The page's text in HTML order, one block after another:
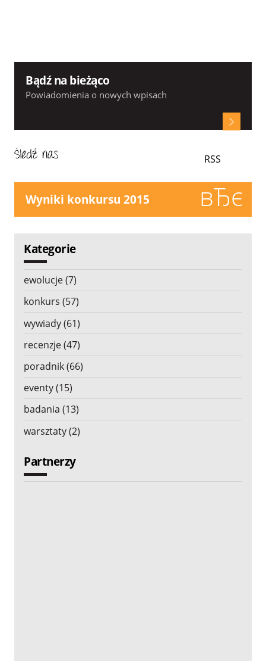
Bądź na bieżąco
Powiadomienia o nowych wpisach
RSS
Wyniki konkursu 2015
Kategorie
ewolucje (7)
konkurs (57)
wywiady (61)
recenzje (47)
poradnik (66)
eventy (15)
badania (13)
warsztaty (2)
Partnerzy